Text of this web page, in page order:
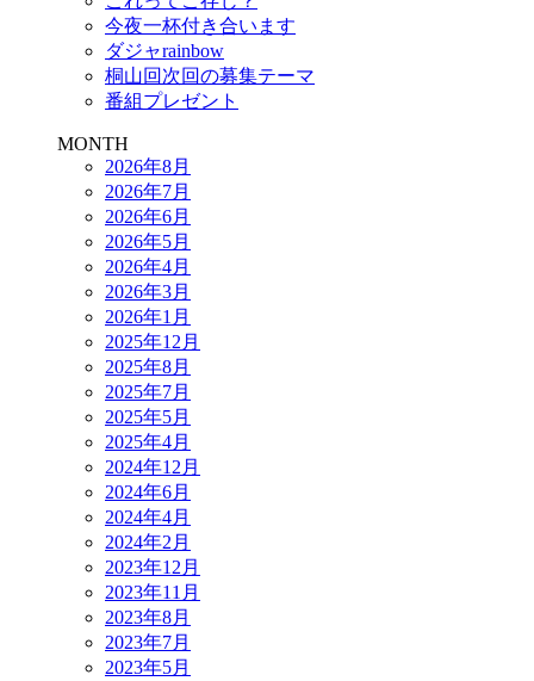
今夜一杯付き合います
ダジャrainbow
桐山回次回の募集テーマ
番組プレゼント
MONTH
2026年8月
2026年7月
2026年6月
2026年5月
2026年4月
2026年3月
2026年1月
2025年12月
2025年8月
2025年7月
2025年5月
2025年4月
2024年12月
2024年6月
2024年4月
2024年2月
2023年12月
2023年11月
2023年8月
2023年7月
2023年5月